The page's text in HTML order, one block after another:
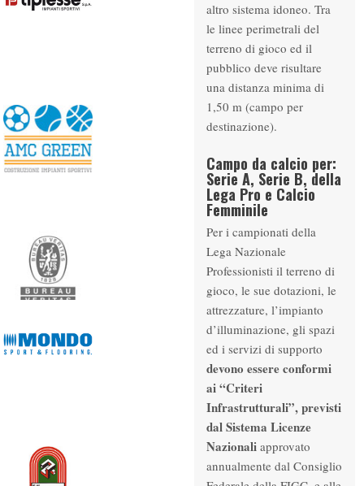
altro sistema idoneo. Tra
le linee perimetrali del
terreno di gioco ed il
pubblico deve risultare
una distanza minima di
1,50 m (campo per
destinazione).
Campo da calcio per:
Serie A, Serie B, della
Lega Pro e Calcio
Femminile
Per i campionati della
Lega Nazionale
Professionisti il terreno di
gioco, le sue dotazioni, le
attrezzature, l’impianto
d’illuminazione, gli spazi
ed i servizi di supporto
devono essere conformi
ai “Criteri
Infrastrutturali”, previsti
dal Sistema Licenze
Nazionali approvato
annualmente dal Consiglio